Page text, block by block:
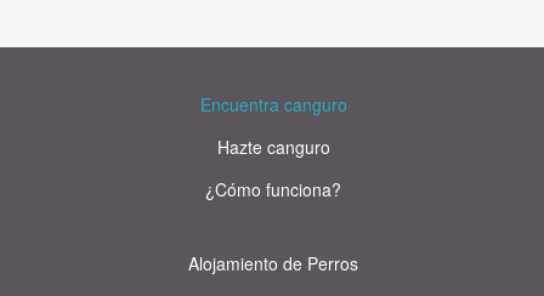
Encuentra canguro
Hazte canguro
¿Cómo funciona?
Alojamiento de Perros